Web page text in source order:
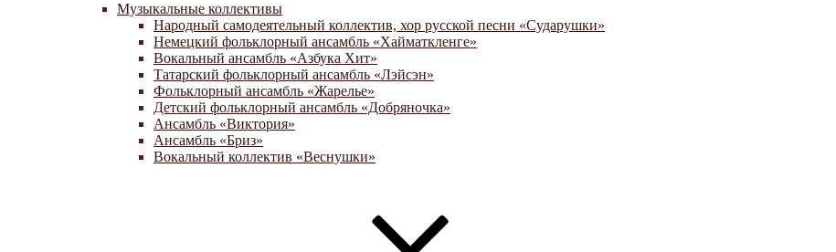
Музыкальные коллективы
Народный самодеятельный коллектив, хор русской песни «Сударушки»
Немецкий фольклорный ансамбль «Хайматкленге»
Вокальный ансамбль «Азбука Хит»
Татарский фольклорный ансамбль «Лэйсэн»
Фольклорный ансамбль «Жарелье»
Детский фольклорный ансамбль «Добряночка»
Ансамбль «Виктория»
Ансамбль «Бриз»
Вокальный коллектив «Веснушки»